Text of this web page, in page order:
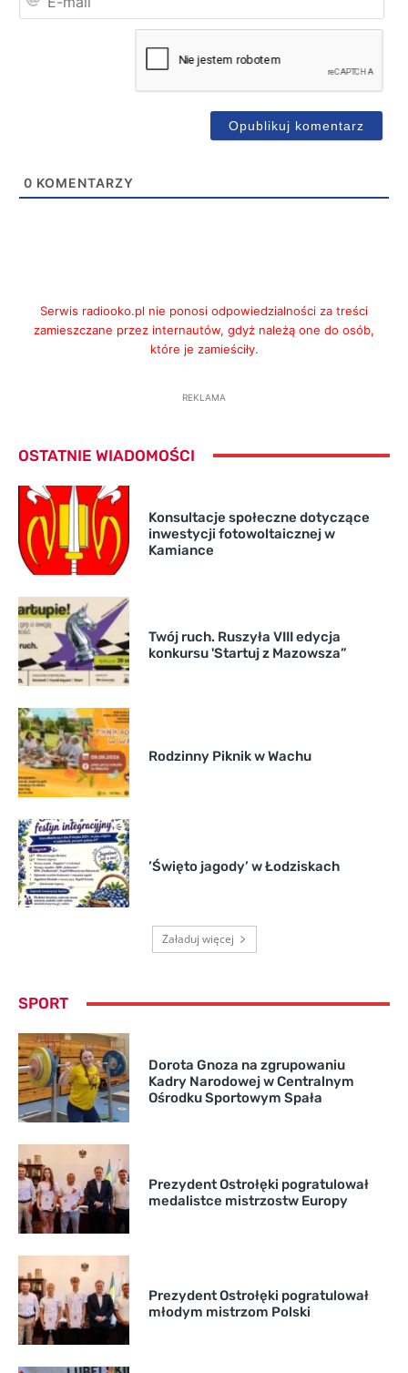
0 KOMENTARZY
Serwis radiooko.pl nie ponosi odpowiedzialności za treści
zamieszczane przez internautów, gdyż należą one do osób,
które je zamieściły.
REKLAMA
OSTATNIE WIADOMOŚCI
Konsultacje społeczne dotyczące
inwestycji fotowoltaicznej w
Kamiance
Twój ruch. Ruszyła VIII edycja
konkursu 'Startuj z Mazowsza”
Rodzinny Piknik w Wachu
’Święto jagody’ w Łodziskach
Załaduj więcej
SPORT
Dorota Gnoza na zgrupowaniu
Kadry Narodowej w Centralnym
Ośrodku Sportowym Spała
Prezydent Ostrołęki pogratulował
medalistce mistrzostw Europy
Prezydent Ostrołęki pogratulował
młodym mistrzom Polski